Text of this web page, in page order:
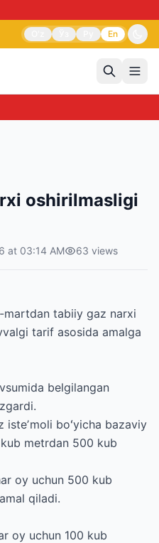
En
oshirilmasligi
at 03:14 AM 63 views
martdan tabiiy gaz narxi
tarif asosida amalga
belgilangan
boʻyicha bazaviy
metrdan 500 kub
oy uchun 500 kub
qiladi.
oy uchun 100 kub